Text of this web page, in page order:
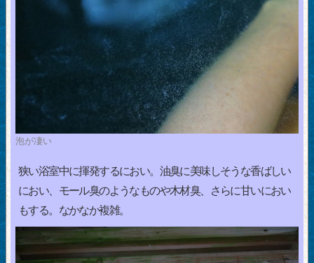
泡が凄い
狭い浴室中に揮発するにおい。油臭に美味しそうな香ばしい
におい、モール臭のようなものや木材臭、さらに甘いにおい
もする。なかなか複雑。